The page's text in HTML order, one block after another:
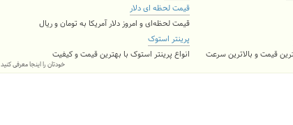
قیمت لحظه ای دلار
قیمت لحظه‌ای و امروز دلار آمریکا به تومان و ریال
قیمت و بالاترین سرعت
پرینتر استوک
انواع پرینتر استوک با بهترین قیمت و کیفیت
خودتان را اینجا معرفی کنید